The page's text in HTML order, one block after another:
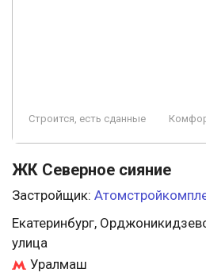
Строится, есть сданные
ЖК Северное сияние
Застройщик:
Екатеринбург,
улица
Уралмаш